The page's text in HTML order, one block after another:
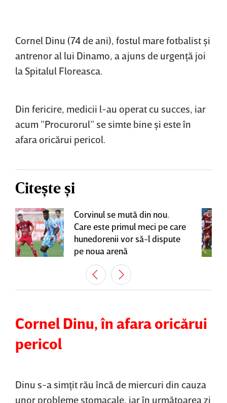
Cornel Dinu (74 de ani), fostul mare fotbalist şi
antrenor al lui Dinamo, a ajuns de urgenţă joi
la Spitalul Floreasca.
Din fericire, medicii l-au operat cu succes, iar
acum ”Procurorul” se simte bine şi este în
afara oricărui pericol.
Citește și
Corvinul se mută din nou.
Care este primul meci pe care
hunedorenii vor să-l dispute
pe noua arenă
Cornel Dinu, în afara oricărui
pericol
Dinu s-a simţit rău încă de miercuri din cauza
unor probleme stomacale, iar în următoarea zi